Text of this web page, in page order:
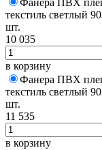
Фанера ПВХ
текстиль светлый
шт.
10 035
в корзину
Фанера ПВХ
текстиль светлый
шт.
11 535
в корзину